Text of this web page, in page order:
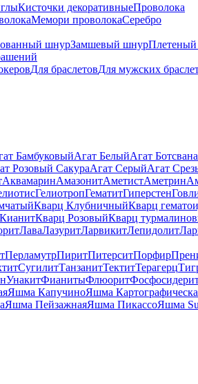
Кисточки декоративныеПроволока
Мемори проволокаСеребро
шнурЗамшевый шнур
Для браслетовДля мужских
БамбуковыйАгат БелыйАгат Ботсвана
Розовый СакураАгат СерыйАгат
АквамаринАмазонитАметистАметрин
ГелиотропГематитГиперстен
Кварц КлубничныйКварц
КианитКварц РозовыйКварц
ЛаваЛазуритЛарвикитЛепидолит
ПерламутрПиритПитерситПорфир
СугилитТанзанитТектитТерагерц
УнакитФианитыФлюорит
Яшма КапучиноЯшма
Яшма ПейзажнаяЯшма ПикассоЯшма